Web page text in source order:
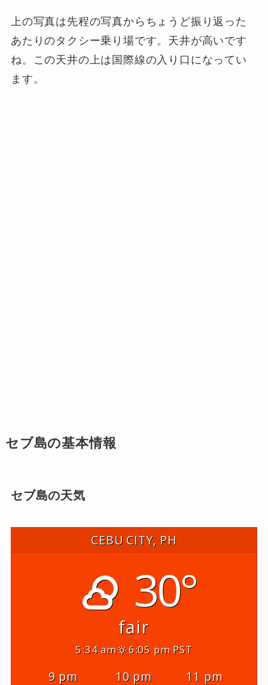
上の写真は先程の写真からちょうど振り返った
あたりのタクシー乗り場です。天井が高いです
ね。この天井の上は国際線の入り口になってい
ます。
セブ島の基本情報
セブ島の天気
CEBU CITY, PH
30°
fair
5:34 am 6:05 pm PST
9 pm 10 pm
11 pm